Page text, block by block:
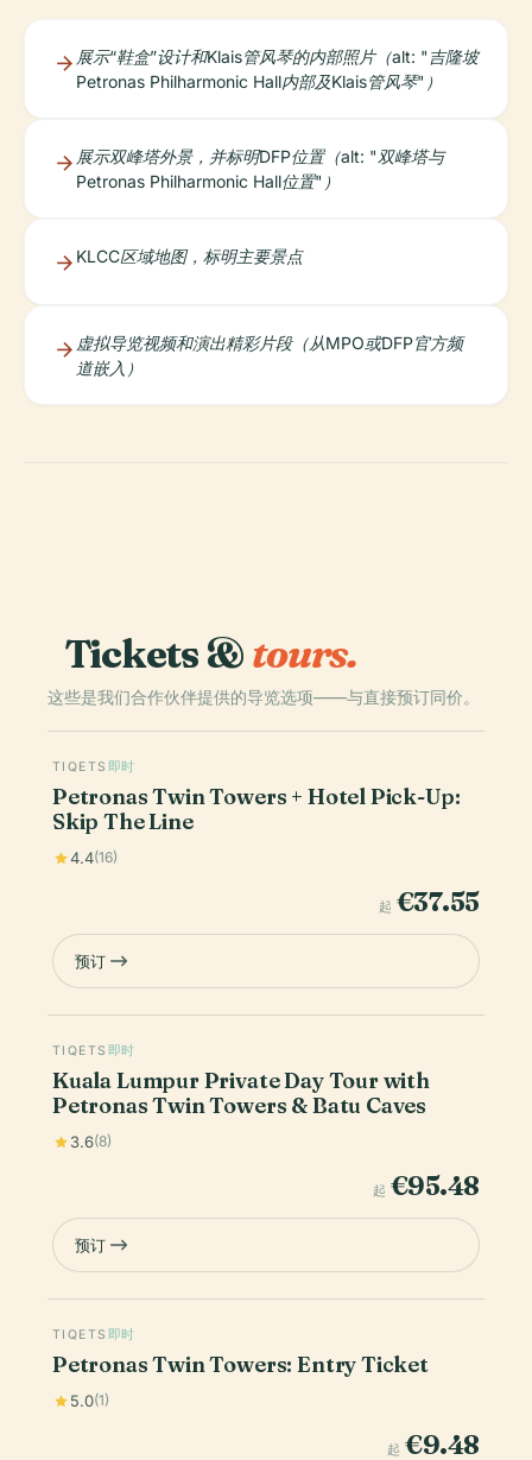
展示“鞋盒”设计和Klais管风琴的内部照片（alt: "吉隆坡
Petronas Philharmonic Hall内部及Klais管风琴"）
展示双峰塔外景，并标明DFP位置（alt: "双峰塔与
Petronas Philharmonic Hall位置"）
KLCC区域地图，标明主要景点
虚拟导览视频和演出精彩片段（从MPO或DFP官方频
道嵌入）
Tickets &tours.
这些是我们合作伙伴提供的导览选项——与直接预订同价。
TIQETS 即时
Petronas Twin Towers + Hotel Pick-Up:
Skip The Line
4.4(16)
起 €37.55
预订
TIQETS 即时
Kuala Lumpur Private Day Tour with
Petronas Twin Towers & Batu Caves
3.6(8)
起 €95.48
预订
TIQETS 即时
Petronas Twin Towers: Entry Ticket
5.0(1)
起 €9.48